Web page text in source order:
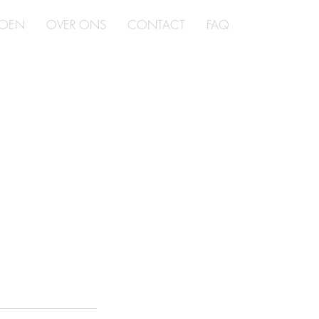
OVER ONS CONTACT FAQ